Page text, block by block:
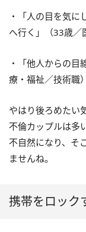
・「人の目を気に
へ行く」（33歳／
・「他人からの
療・福祉／技術職）
やはり後ろめたい
不倫カップルは多
不自然になり、そ
ませんね。
携帯をロック